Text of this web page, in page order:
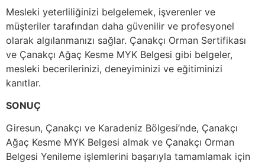
Mesleki yeterliliğinizi belgelemek, işverenler ve
müşteriler tarafından daha güvenilir ve profesyonel
olarak algılanmanızı sağlar. Çanakçı Orman Sertifikası
ve Çanakçı Ağaç Kesme MYK Belgesi gibi belgeler,
mesleki becerilerinizi, deneyiminizi ve eğitiminizi
kanıtlar.
SONUÇ
Giresun, Çanakçı ve Karadeniz Bölgesi’nde, Çanakçı
Ağaç Kesme MYK Belgesi almak ve Çanakçı Orman
Belgesi Yenileme işlemlerini başarıyla tamamlamak için